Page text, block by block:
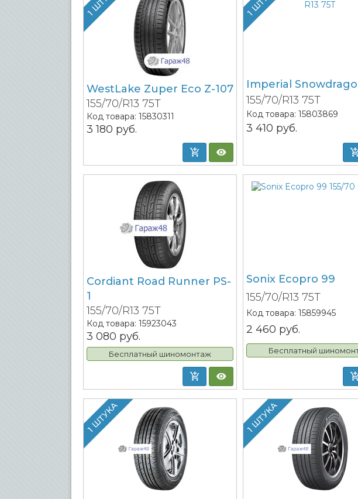
WestLake Zuper Eco Z-107
155/70/R13 75T
Код товара: 15830311
3 180 руб.
Imperial
155/70/R13 75T
Код товара:15803869
3 410 руб.
Cordiant Road Runner PS-
1
155/70/R13 75T
Код товара: 15923043
3 080 руб.
Бесплатный шиномонтаж
Sonix Ecopro 99
155/70/R13 75T
Код товара:15859945
2 460 руб.
Бесплатный
1 ШТУКА 1 ШТУКА